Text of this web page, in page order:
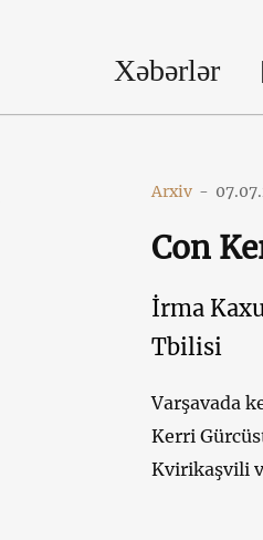
Xəbərlər
Arxiv -
Con
İrma
Tbilisi
Varşavada
Kerri
Kvirikaşvili